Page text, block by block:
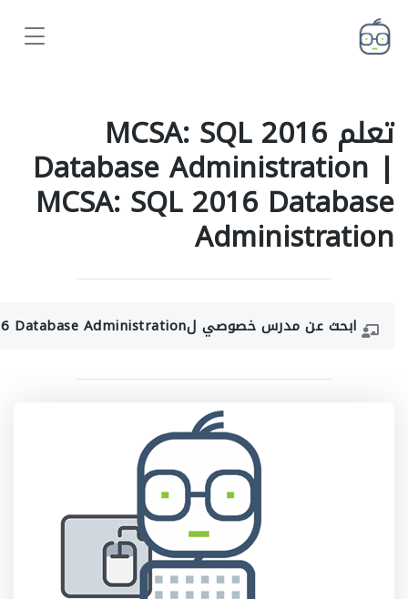
تعلم MCSA: SQL 2016
Database Administration |
MCSA: SQL 2016 Database
Administration
ابحث عن مدرس خصوصي لMCSA: SQL 2016 Database Administration